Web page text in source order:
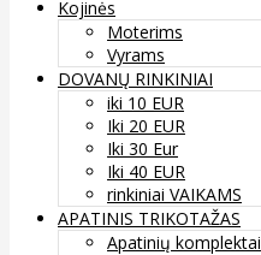
Kojinės
Moterims
Vyrams
DOVANŲ RINKINIAI
iki 10 EUR
Iki 20 EUR
Iki 30 Eur
Iki 40 EUR
rinkiniai VAIKAMS
APATINIS TRIKOTAŽAS
Apatinių komplektai